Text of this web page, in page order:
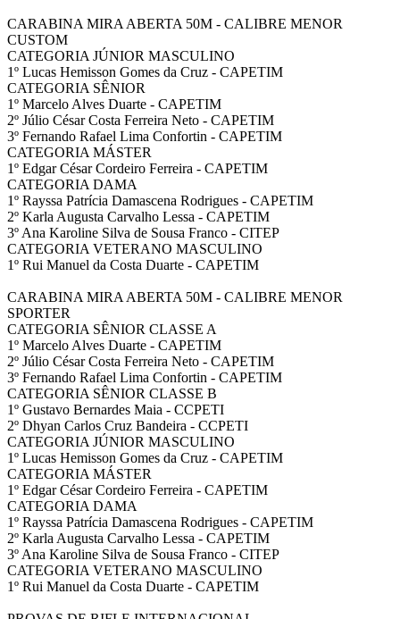
CARABINA MIRA ABERTA 50M - CALIBRE MENOR
CUSTOM
CATEGORIA JÚNIOR MASCULINO
1º Lucas Hemisson Gomes da Cruz - CAPETIM
CATEGORIA SÊNIOR
1º Marcelo Alves Duarte - CAPETIM
2º Júlio César Costa Ferreira Neto - CAPETIM
3º Fernando Rafael Lima Confortin - CAPETIM
CATEGORIA MÁSTER
1º Edgar César Cordeiro Ferreira - CAPETIM
CATEGORIA DAMA
1º Rayssa Patrícia Damascena Rodrigues - CAPETIM
2º Karla Augusta Carvalho Lessa - CAPETIM
3º Ana Karoline Silva de Sousa Franco - CITEP
CATEGORIA VETERANO MASCULINO
1º Rui Manuel da Costa Duarte - CAPETIM
CARABINA MIRA ABERTA 50M - CALIBRE MENOR
SPORTER
CATEGORIA SÊNIOR CLASSE A
1º Marcelo Alves Duarte - CAPETIM
2º Júlio César Costa Ferreira Neto - CAPETIM
3º Fernando Rafael Lima Confortin - CAPETIM
CATEGORIA SÊNIOR CLASSE B
1º Gustavo Bernardes Maia - CCPETI
2º Dhyan Carlos Cruz Bandeira - CCPETI
CATEGORIA JÚNIOR MASCULINO
1º Lucas Hemisson Gomes da Cruz - CAPETIM
CATEGORIA MÁSTER
1º Edgar César Cordeiro Ferreira - CAPETIM
CATEGORIA DAMA
1º Rayssa Patrícia Damascena Rodrigues - CAPETIM
2º Karla Augusta Carvalho Lessa - CAPETIM
3º Ana Karoline Silva de Sousa Franco - CITEP
CATEGORIA VETERANO MASCULINO
1º Rui Manuel da Costa Duarte - CAPETIM